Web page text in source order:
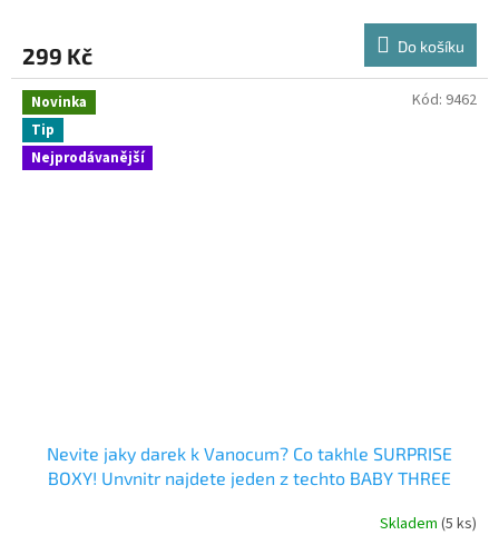
299 Kč Do košíku
Novinka
Tip
Nejprodávanější
Nevite jaky darek k Vanocum? Co takhle SURPRISE
BOXY! Unvnitr najdete jeden z techto BABY THREE
Skladem (5 ks)
Kód: 9462